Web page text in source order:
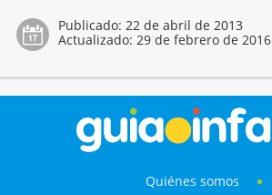
Publicado: 22 de abril de 2013
Actualizado: 29 de febrero de 2016
Quiénes somos